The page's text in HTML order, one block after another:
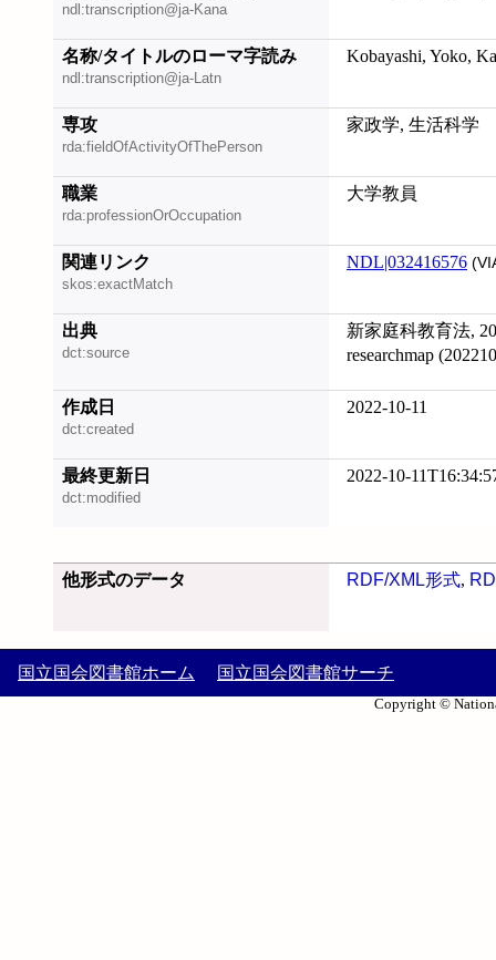
ndl:transcription@ja-Kana
名称/タイトルのローマ字読み
ndl:transcription@ja-Latn
Kobayashi, Yoko,
専攻
rda:fieldOfActivityOfThePerson
家政学, 生活科学
職業
rda:professionOrOccupation
大学教員
関連リンク
skos:exactMatch
NDL|032416576
出典
dct:source
新家庭科教育法,
researchmap
作成日
dct:created
2022-10-11
最終更新日
dct:modified
2022-10-
他形式のデータ RDF/XML形式,
国立国会図書館ホーム 国立国会図書館サーチ
Copyright ©